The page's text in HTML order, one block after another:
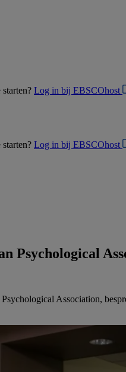
Log in bij EBSCOhost
Log in bij EBSCOhost
Psychological
Association,